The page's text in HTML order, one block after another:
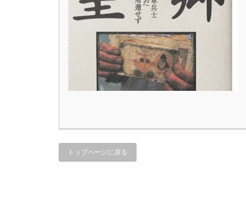
トップページに戻る